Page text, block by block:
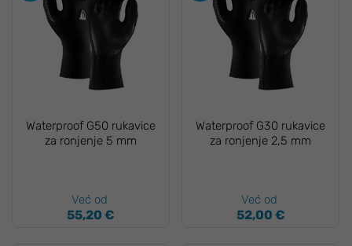
Waterproof G50 rukavice
za ronjenje 5 mm
Već od
55,20 €
Waterproof G30 rukavice
za ronjenje 2,5 mm
Već od
52,00 €